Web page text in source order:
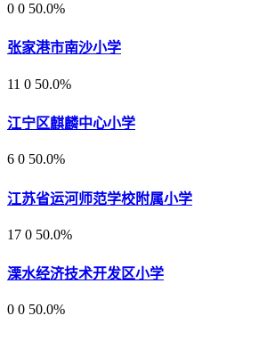
0 0 50.0%
张家港市南沙小学
11 0 50.0%
江宁区麒麟中心小学
6 0 50.0%
江苏省运河师范学校附属小学
17 0 50.0%
溧水经济技术开发区小学
0 0 50.0%